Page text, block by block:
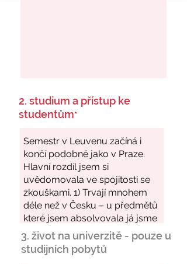
2. studium a přístup ke
studentům*
3. život na univerzitě - pouze u
studijních pobytů